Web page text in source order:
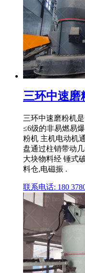
三环中速磨
三环中速磨粉机
≤6级的非易燃易
粉机 主机电动机
盘通过柱销带动
大块物料经 锤式
料仓,电磁振 .
联系电话: 180